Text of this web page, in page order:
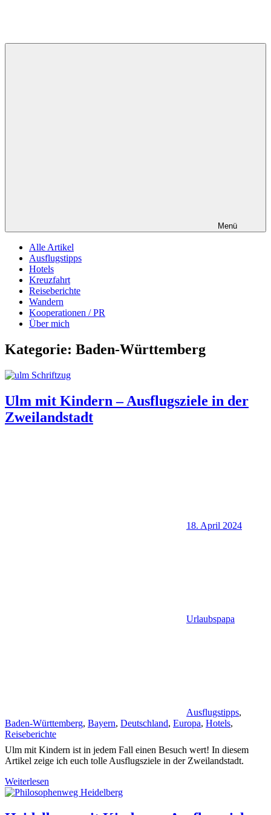
Menü
Alle Artikel
Ausflugstipps
Hotels
Kreuzfahrt
Reiseberichte
Wandern
Kooperationen / PR
Über mich
Kategorie: Baden-Württemberg
Ulm mit Kindern – Ausflugsziele in der
Zweilandstadt
18. April 2024
Urlaubspapa
Ausflugstipps,
Baden-Württemberg, Bayern, Deutschland, Europa, Hotels,
Reiseberichte
Ulm mit Kindern ist in jedem Fall einen Besuch wert! In diesem
Artikel zeige ich euch tolle Ausflugsziele in der Zweilandstadt.
Weiterlesen